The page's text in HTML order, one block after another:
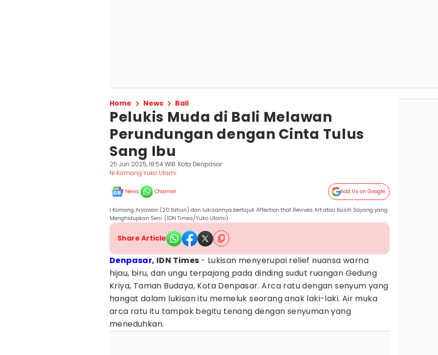
Home News Bali
Pelukis Muda di Bali Melawan
Perundungan dengan Cinta Tulus
Sang Ibu
25 Jun 2025, 18:54 WIB Kota Denpasar
Ni Komang Yuko Utami
News Channel Add Us on Google
I Komang Aryawan (20 tahun) dan lukisannya bertajuk Affection that Revives Art atau Kasih Sayang yang
Menghidupkan Seni. (IDN Times/Yuko Utami)
Share Article
Denpasar, IDN Times - Lukisan menyerupai relief nuansa warna
hijau, biru, dan ungu terpajang pada dinding sudut ruangan Gedung
Kriya, Taman Budaya, Kota Denpasar. Arca ratu dengan senyum yang
hangat dalam lukisan itu memeluk seorang anak laki-laki. Air muka
arca ratu itu tampak begitu tenang dengan senyuman yang
meneduhkan.